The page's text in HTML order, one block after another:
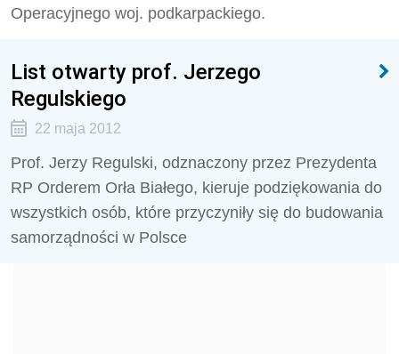
Operacyjnego woj. podkarpackiego.
List otwarty prof. Jerzego
Regulskiego
22 maja 2012
Prof. Jerzy Regulski, odznaczony przez Prezydenta
RP Orderem Orła Białego, kieruje podziękowania do
wszystkich osób, które przyczyniły się do budowania
samorządności w Polsce